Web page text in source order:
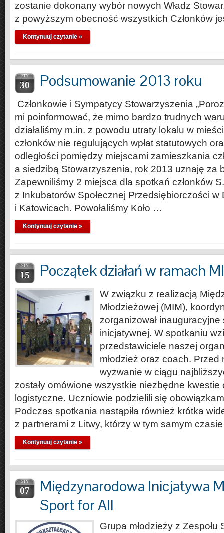
zostanie dokonany wybór nowych Władz
z powyższym obecność wszystkich Członków
Kontynuuj czytanie »
STY
30 Podsumowanie 2013 roku
Członkowie i Sympatycy Stowarzyszenia
mi poinformować, że mimo bardzo trudnych
działaliśmy m.in. z powodu utraty lokalu w
członków nie regulujących wpłat statutowych
odległości pomiędzy miejscami zamieszkania
a siedzibą Stowarzyszenia, rok 2013 uznaję za
Zapewniliśmy 2 miejsca dla spotkań członków
z Inkubatorów Społecznej Przedsiębiorczości w
i Katowicach. Powołaliśmy Koło …
Kontynuuj czytanie »
STY
15 Początek działań w ramach
W związku z realizacją
Młodzieżowej (MIM),
zorganizował
inicjatywnej. W spotkaniu
przedstawiciele naszej
młodzież oraz coach. Przed
wyzwanie w ciągu
zostały omówione wszystkie niezbędne
logistyczne. Uczniowie podzielili się
Podczas spotkania nastąpiła również krótka
z partnerami z Litwy, którzy w tym samym
Kontynuuj czytanie »
STY
07
Międzynarodowa Inicjatywa
Sport for All
Grupa młodzieży z Zespołu